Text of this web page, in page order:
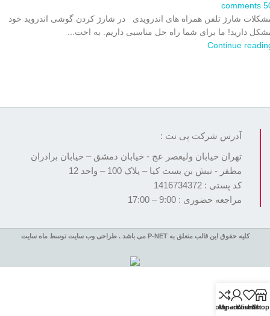
comments
شارژ تلفن همراه های اندرویدی در شارژ کردن گوشی اندروید خود
دارید! ما برای شما راه حل مناسبی داریم. به احت...
Continue
آدرس شرکت پی نت :
تهران خیابان ولیعصر عج - خیابان دمشق – خیابان برادران
مظفر - نبش بن بست کیا – پلاک 100 – واحد 12
کد پستی : 1416734372
مراجعه حضوری : 9:00 – 17:00
کلیه حقوق این قالب متعلق به P-NET می باشد . طراحی وب سایت توسط ماه سایت
Shop
Wishlist
My account
Compare